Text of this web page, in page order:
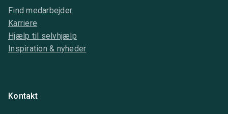
Find medarbejder
Karriere
Hjælp til selvhjælp
Inspiration & nyheder
Kontakt